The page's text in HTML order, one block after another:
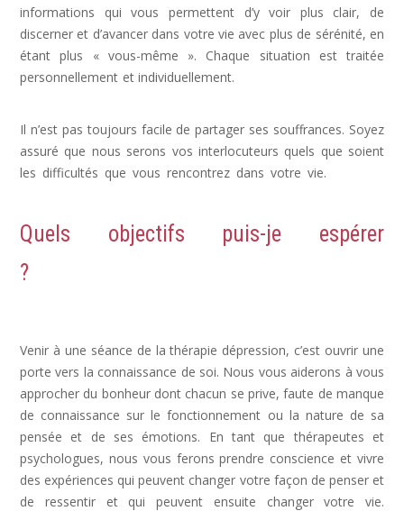
informations qui vous permettent d’y voir plus clair, de
discerner et d’avancer dans votre vie avec plus de sérénité, en
étant plus « vous-même ». Chaque situation est traitée
personnellement et individuellement.
Il n’est pas toujours facile de partager ses souffrances. Soyez
assuré que nous serons vos interlocuteurs quels que soient
les difficultés que vous rencontrez dans votre vie.
Quels objectifs puis-je espérer
?
Venir à une séance de la thérapie dépression, c’est ouvrir une
porte vers la connaissance de soi. Nous vous aiderons à vous
approcher du bonheur dont chacun se prive, faute de manque
de connaissance sur le fonctionnement ou la nature de sa
pensée et de ses émotions. En tant que thérapeutes et
psychologues, nous vous ferons prendre conscience et vivre
des expériences qui peuvent changer votre façon de penser et
de ressentir et qui peuvent ensuite changer votre vie.